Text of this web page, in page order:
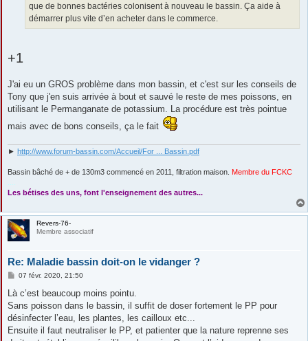
que de bonnes bactéries colonisent à nouveau le bassin. Ça aide à
démarrer plus vite d’en acheter dans le commerce.
+1
J'ai eu un GROS problème dans mon bassin, et c'est sur les conseils de
Tony que j'en suis arrivée à bout et sauvé le reste de mes poissons, en
utilisant le Permanganate de potassium. La procédure est très pointue
mais avec de bons conseils, ça le fait
► http://www.forum-bassin.com/Accueil/For ... Bassin.pdf
Bassin bâché de + de 130m3 commencé en 2011, filtration maison. Membre du FCKC
Les bétises des uns, font l'enseignement des autres...
Revers-76-
Membre associatif
Re: Maladie bassin doit-on le vidanger ?
M
s
a
g
07 févr. 2020, 21:50
Là c’est beaucoup moins pointu.
Sans poisson dans le bassin, il suffit de doser fortement le PP pour
désinfecter l’eau, les plantes, les cailloux etc...
Ensuite il faut neutraliser le PP, et patienter que la nature reprenne ses